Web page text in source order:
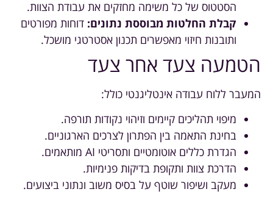
הסטטוס של כל משימה מחזקים את עבודת הצוות.
קבלת החלטות מבוססת נתונים: דוחות מפורטים
ותובנות חיזוי מאפשרים תכנון אסטרטגי מושכל.
הטמעה צעד אחר צעד
המעבר ללוח עבודה אינטליגנטי כולל:
מיפוי תהליכים קיימים וזיהוי נקודות תורפה.
בחינת התאמה בין הפתרון לצרכים הארגוניים.
הגדרת כללים אוטומטיים ותסריטי AI מותאמים.
הדרכת צוות ותקופת בדיקות פנימיות.
מעקב ושיפור שוטף על בסיס משוב ונתוני ביצועים.